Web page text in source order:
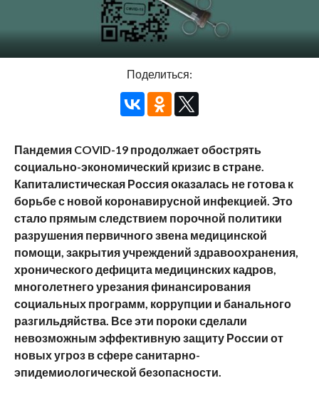
Поделиться:
Пандемия COVID-19 продолжает обострять
социально-экономический кризис в стране.
Капиталистическая Россия оказалась не готова к
борьбе с новой коронавирусной инфекцией. Это
стало прямым следствием порочной политики
разрушения первичного звена медицинской
помощи, закрытия учреждений здравоохранения,
хронического дефицита медицинских кадров,
многолетнего урезания финансирования
социальных программ, коррупции и банального
разгильдяйства. Все эти пороки сделали
невозможным эффективную защиту России от
новых угроз в сфере санитарно-
эпидемиологической безопасности.